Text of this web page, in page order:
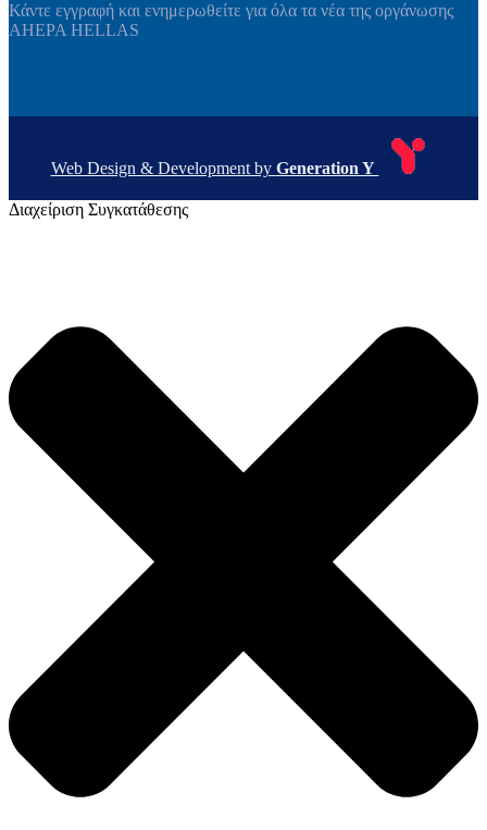
Κάντε εγγραφή και ενημερωθείτε για όλα τα νέα της οργάνωσης
AHEPA HELLAS
Web Design & Development by Generation Y
Διαχείριση Συγκατάθεσης